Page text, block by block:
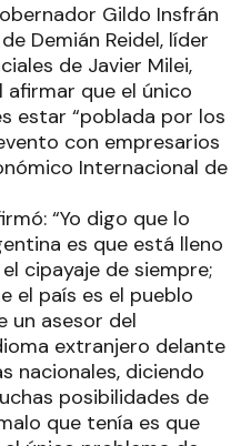
Gildo Insfrán
Demián Reidel, líder
de Javier Milei,
afirmar que el único
estar “poblada por los
con empresarios
Internacional de
“Yo digo que lo
es que está lleno
cipayaje de siempre;
el país es el pueblo
un asesor del
extranjero delante
nacionales, diciendo
posibilidades de
que tenía es que